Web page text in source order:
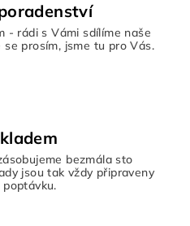
- rádi s Vámi sdílíme naše
prosím, jsme tu pro Vás.
bezmála sto
jsou tak vždy připraveny
poptávku.